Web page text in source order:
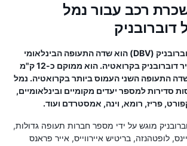
רכב עבור נמל
שדה התעופה של דוברובניק (DBV) הוא שדה התעופה הבינלאומי
העיקרי המשרת העיר דוברובניק בקרואטיה. הוא ממוקם כ-12 ק"מ
התעופה השני העמוס ביותר בקרואטיה. נמל
סדירות למספר יעדים מקומיים ובינלאומיים,
פריז, רומא, וינה, אמסטרדם ועוד.
מוגש על ידי מספר חברות תעופה גדולות,
לופטהנזה, בריטיש איירווייס, אייר פראנס